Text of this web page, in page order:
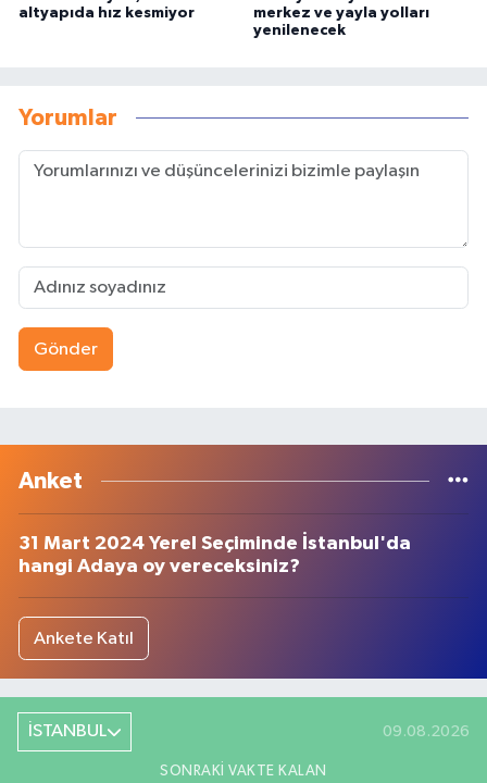
altyapıda hız kesmiyor
merkez ve yayla yolları
yenilenecek
Yorumlar
Gönder
Anket
31 Mart 2024 Yerel Seçiminde İstanbul'da
hangi Adaya oy vereceksiniz?
Ankete Katıl
İSTANBUL 09.08.2026
SONRAKI VAKTE KALAN